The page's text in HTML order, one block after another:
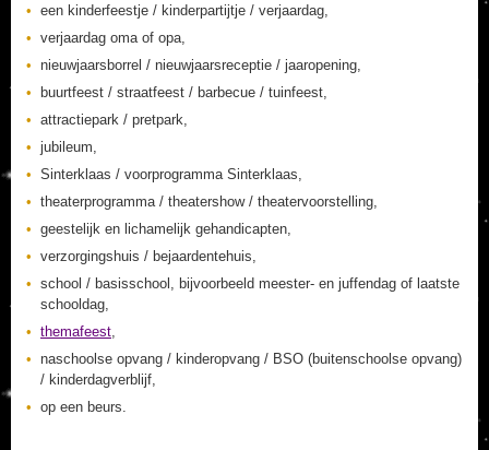
een kinderfeestje / kinderpartijtje / verjaardag,
verjaardag oma of opa,
nieuwjaarsborrel / nieuwjaarsreceptie / jaaropening,
buurtfeest / straatfeest / barbecue / tuinfeest,
attractiepark / pretpark,
jubileum,
Sinterklaas / voorprogramma Sinterklaas,
theaterprogramma / theatershow / theatervoorstelling,
geestelijk en lichamelijk gehandicapten,
verzorgingshuis / bejaardentehuis,
school / basisschool, bijvoorbeeld meester- en juffendag of laatste
schooldag,
themafeest,
naschoolse opvang / kinderopvang / BSO (buitenschoolse opvang)
/ kinderdagverblijf,
op een beurs.